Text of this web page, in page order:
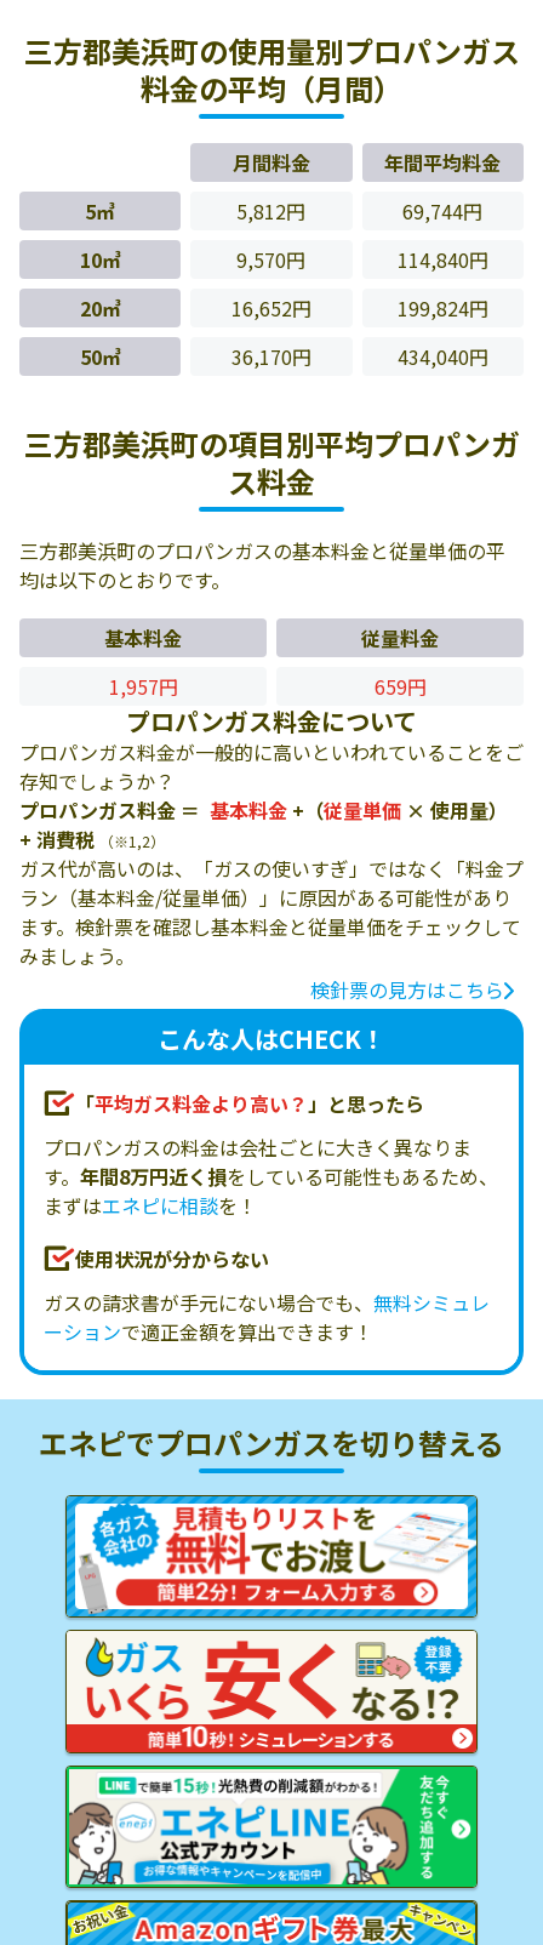
三方郡美浜町の使用量別プロパンガス
料金の平均（月間）
月間料金
年間平均料金
5㎥
5,812円
69,744円
10㎥
9,570円
114,840円
20㎥
16,652円
199,824円
50㎥
36,170円 434,040円
三方郡美浜町の項目別平均プロパンガ
ス料金
三方郡美浜町のプロパンガスの基本料金と従量単価の平
均は以下のとおりです。
基本料金
従量料金
1,957円
659円
プロパンガス料金について
プロパンガス料金が一般的に高いといわれていることをご
存知でしょうか？
プロパンガス料金 ＝ 基本料金 +（従量単価 × 使用量）
+ 消費税
（※1,2）
ガス代が高いのは、「ガスの使いすぎ」ではなく「料金プ
ラン（基本料金/従量単価）」に原因がある可能性があり
ます。検針票を確認し基本料金と従量単価をチェックして
みましょう。
検針票の見方はこちら
こんな人はCHECK！
「平均ガス料金より高い？」と思ったら
プロパンガスの料金は会社ごとに大きく異なりま
す。 年間8万円近く損をしている可能性もあるため、
まずはエネピに相談を！
使用状況が分からない
ガスの請求書が手元にない場合でも、 無料シミュレ
ーションで適正金額を算出できます！
エネピでプロパンガスを切り替える